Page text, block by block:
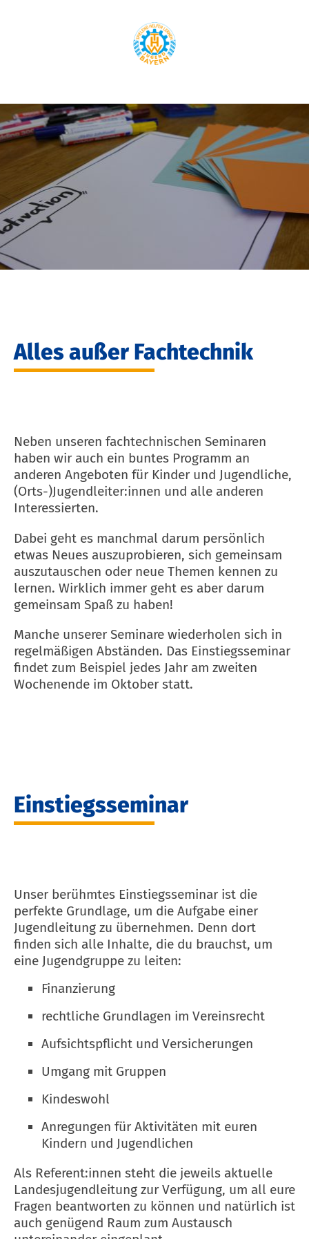
Alles außer Fachtechnik
Neben unseren fachtechnischen Seminaren
haben wir auch ein buntes Programm an
anderen Angeboten für Kinder und Jugendliche,
(Orts-)Jugendleiter:innen und alle anderen
Interessierten.
Dabei geht es manchmal darum persönlich
etwas Neues auszuprobieren, sich gemeinsam
auszutauschen oder neue Themen kennen zu
lernen. Wirklich immer geht es aber darum
gemeinsam Spaß zu haben!
Manche unserer Seminare wiederholen sich in
regelmäßigen Abständen. Das Einstiegsseminar
findet zum Beispiel jedes Jahr am zweiten
Wochenende im Oktober statt.
Einstiegsseminar
Unser berühmtes Einstiegsseminar ist die
perfekte Grundlage, um die Aufgabe einer
Jugendleitung zu übernehmen. Denn dort
finden sich alle Inhalte, die du brauchst, um
eine Jugendgruppe zu leiten:
Finanzierung
rechtliche Grundlagen im Vereinsrecht
Aufsichtspflicht und Versicherungen
Umgang mit Gruppen
Kindeswohl
Anregungen für Aktivitäten mit euren
Kindern und Jugendlichen
Als Referent:innen steht die jeweils aktuelle
Landesjugendleitung zur Verfügung, um all eure
Fragen beantworten zu können und natürlich ist
auch genügend Raum zum Austausch